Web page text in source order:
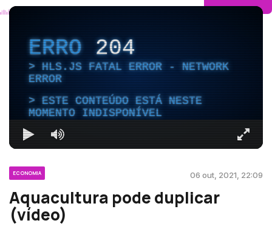
ERRO204
HLS.JS FATAL ERROR - NETWORK
ERROR
ESTE CONTEÚDO ESTÁ NESTE
MOMENTO INDISPONÍVEL
ECONOMIA 06 out, 2021, 22:09
Aquacultura pode duplicar
(vídeo)